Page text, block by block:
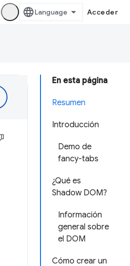
Acceder
En esta página
Resumen
Introducción
Demo de
fancy-tabs
¿Qué es
Shadow DOM?
Información
general sobre
el DOM
Cómo crear un